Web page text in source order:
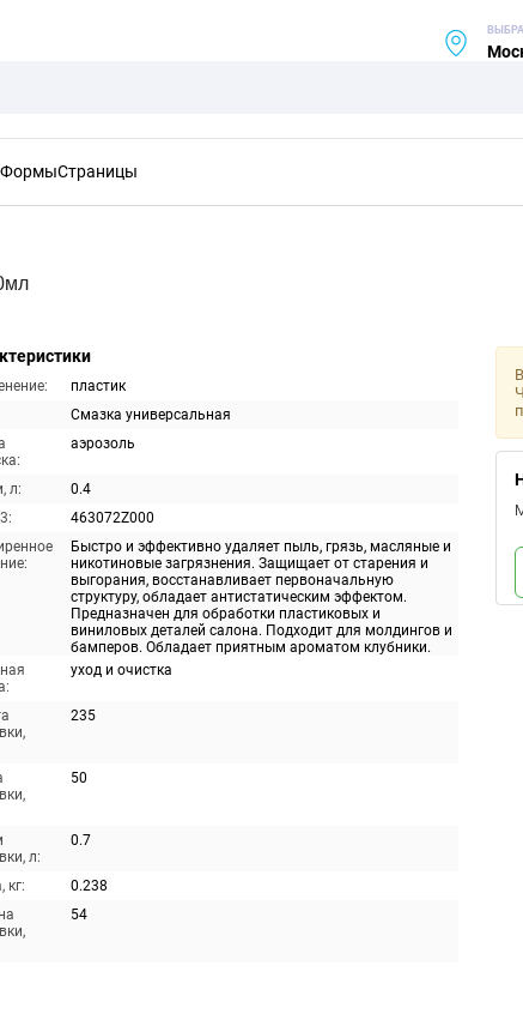
ФормыСтраницы
пластик
Смазка универсальная
аэрозоль
л:
0.4
463072Z000
Быстро и эффективно удаляет пыль, грязь, масляные и
никотиновые загрязнения. Защищает от старения и
выгорания, восстанавливает первоначальную
структуру, обладает антистатическим эффектом.
Предназначен для обработки пластиковых и
виниловых деталей салона. Подходит для молдингов и
бамперов. Обладает приятным ароматом клубники.
уход и очистка
235
50
л:
0.7
кг:
0.238
54